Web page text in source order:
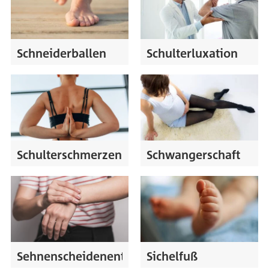
Schneiderballen Schulterluxation
Schulterschmerzen Schwangerschaft
Sehnenscheidenentzündung
Sichelfuß